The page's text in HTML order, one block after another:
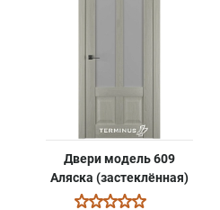
Двери модель 609
Аляска (застеклённая)